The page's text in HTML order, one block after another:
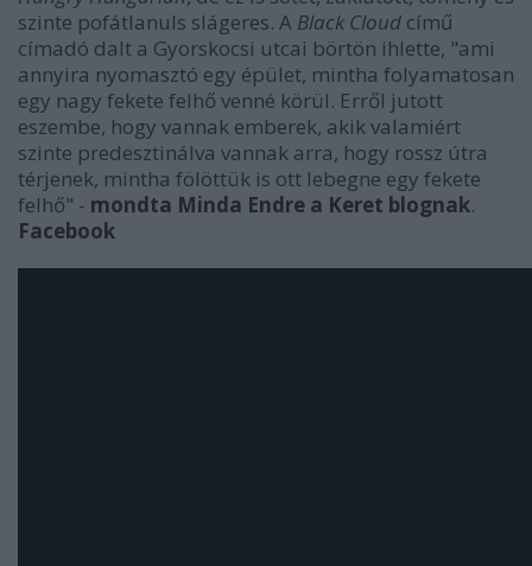
szinte pofátlanuls slágeres. A Black Cloud című
címadó dalt a Gyorskocsi utcai börtön ihlette, "ami
annyira nyomasztó egy épület, mintha folyamatosan
egy nagy fekete felhő venné körül. Erről jutott
eszembe, hogy vannak emberek, akik valamiért
szinte predesztinálva vannak arra, hogy rossz útra
térjenek, mintha fölöttük is ott lebegne egy fekete
felhő" - mondta Minda Endre a Keret blognak.
Facebook